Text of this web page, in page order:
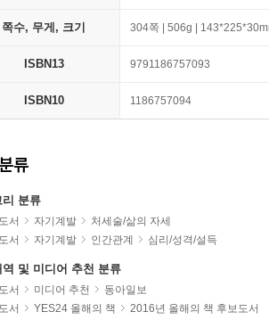
쪽수, 무게, 크기 304쪽 | 506g |
ISBN13 9791186757093
ISBN10 1186757094
류
리 분류
서 자기계발
처세술/삶의 자세
서
자기계발 인간관계 심리/성격/설득
역 및 미디어 추천 분류
서 미디어 추천
동아일보
서
YES24 올해의 책
2016년 올해의 책 후보도서